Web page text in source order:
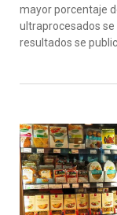
mayor porcentaje
ultraprocesados se
resultados se